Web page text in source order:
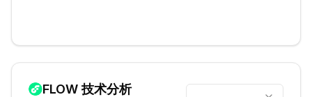
FLOW技术分析